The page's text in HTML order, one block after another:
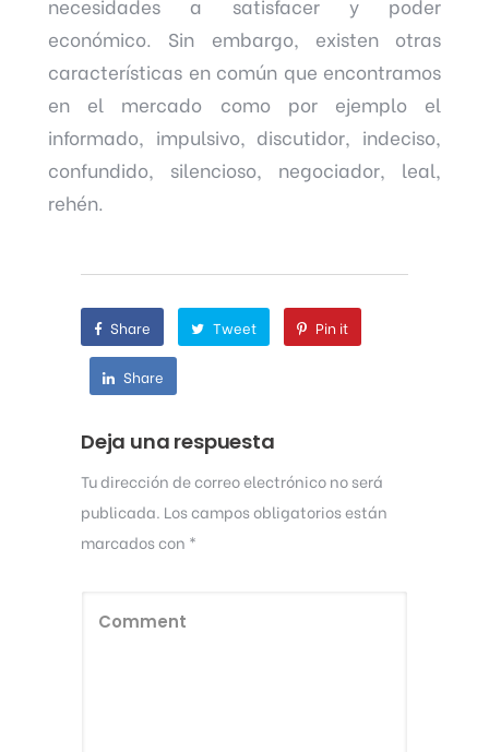
necesidades a satisfacer y poder
económico. Sin embargo, existen otras
características en común que encontramos
en el mercado como por ejemplo el
informado, impulsivo, discutidor, indeciso,
confundido, silencioso, negociador, leal,
rehén.
Share Tweet Pin it
Share
Deja una respuesta
Tu dirección de correo electrónico no será
publicada. Los campos obligatorios están
marcados con *